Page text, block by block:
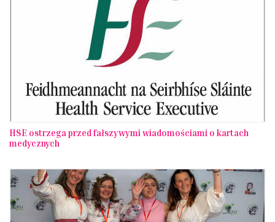
HSE ostrzega przed fałszywymi wiadomościami o kartach
medycznych